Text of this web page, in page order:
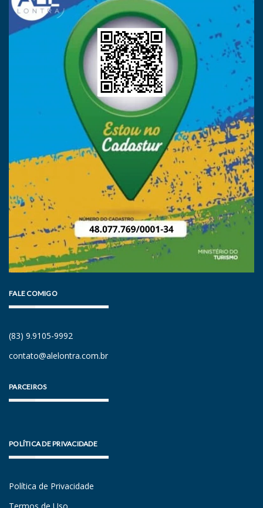
FALE COMIGO
(83) 9.9105-9992
contato@alelontra.com.br
PARCEIROS
POLÍTICA DE PRIVACIDADE
Política de Privacidade
Termos de Uso